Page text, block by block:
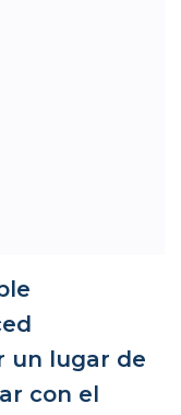
un lugar de
con el